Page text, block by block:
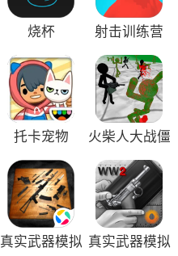
烧杯 射击训练营
托卡宠物
火柴人大战僵
真实武器模拟 真实武器模拟